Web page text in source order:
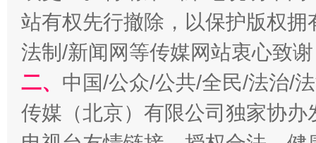
揭开“小金库”的免责幌子
站有权先行撤除，以保护版权
法制/新闻网等传媒网站衷心致
二、 中国/公众/公共/全民/法治/
传媒（北京）有限公司独家协